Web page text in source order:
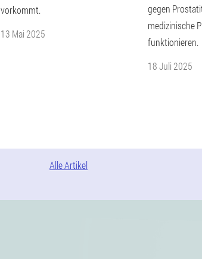
vorkommt.
13 Mai 2025
gegen
medizinische
funktionieren.
18 Juli 2025
Alle Artikel